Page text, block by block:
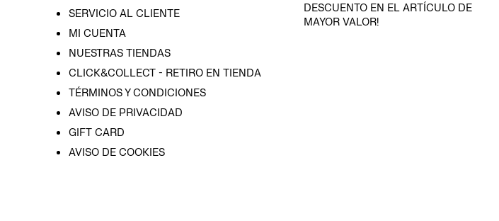
SERVICIO AL CLIENTE
MI CUENTA
NUESTRAS TIENDAS
CLICK&COLLECT - RETIRO EN TIENDA
TÉRMINOS Y CONDICIONES
AVISO DE PRIVACIDAD
GIFT CARD
AVISO DE COOKIES
DESCUENTO EN EL ARTÍCULO DE
MAYOR VALOR!